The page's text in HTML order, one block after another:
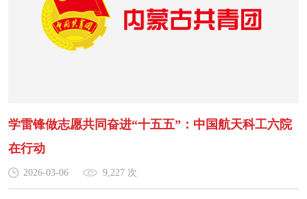
学雷锋做志愿共同奋进“十五五”：中国航天科工六院
在行动
2026-03-06 9,227 次